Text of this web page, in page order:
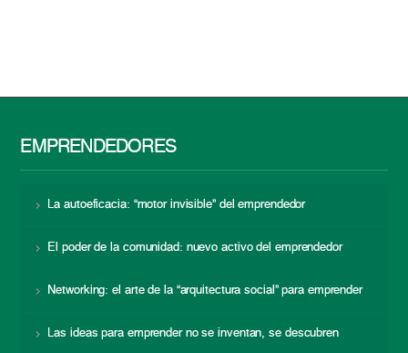
EMPRENDEDORES
La autoeficacia: “motor invisible” del emprendedor
El poder de la comunidad: nuevo activo del emprendedor
Networking: el arte de la “arquitectura social” para emprender
Las ideas para emprender no se inventan, se descubren